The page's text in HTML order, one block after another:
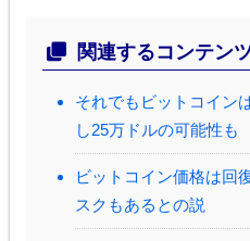
関連するコンテン
それでもビットコイン
し25万ドルの可能性も
ビットコイン価格は回
スクもあるとの説